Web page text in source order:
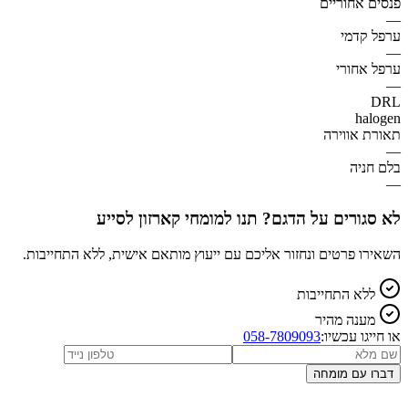
—
ערפל קדמי
—
ערפל אחורי
—
DRL
halogen
תאורת אווירה
—
בלם חניה
—
לא סגורים על הדגם? תנו למומחי קארזון לסייע
השאירו פרטים ונחזור אליכם עם ייעוץ מותאם אישית, ללא התחייבות.
ללא התחייבות
מענה מהיר
או חייגו עכשיו:058-7809093
דברו עם מומחה